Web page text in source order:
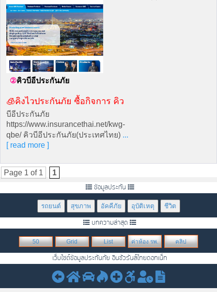
คิวบีอีประกันภัย
🧊คิงไวประกันภัย ซื้อกิจการ คิว
บีอีประกันภัย
https://www.insurancethai.net/kwg-
qbe/ คิวบีอีประกันภัย(ประเทศไทย) ...
[ read more ]
Page 1 of 1 1
ข้อมูลประกัน
รถยนต์ สุขภาพ อัคคีภัย อุบัติเหตุ ชีวิต
บทความล่าสุด
50 Grid List ค่าห้อง รพ. คลิป
เว็บไซต์ข้อมูลประกันภัย อินชัวรันส์ไทยดอทเน็ท